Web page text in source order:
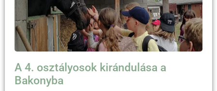
A 4. osztályosok kirándulása a
Bakonyba